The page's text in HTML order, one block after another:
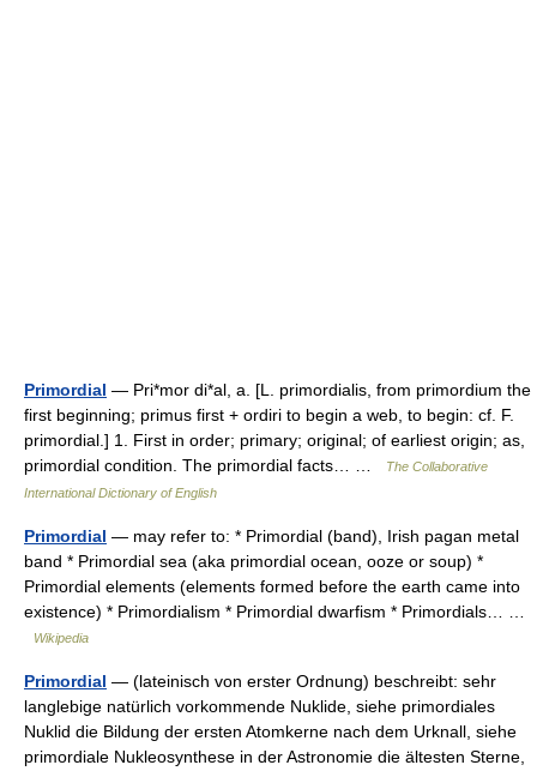
Primordial — Pri*mor di*al, a. [L. primordialis, from primordium the
first beginning; primus first + ordiri to begin a web, to begin: cf. F.
primordial.] 1. First in order; primary; original; of earliest origin; as,
primordial condition. The primordial facts… …
The Collaborative
International Dictionary of English
Primordial — may refer to: * Primordial (band), Irish pagan metal
band * Primordial sea (aka primordial ocean, ooze or soup) *
Primordial elements (elements formed before the earth came into
existence) * Primordialism * Primordial dwarfism * Primordials… …
Wikipedia
Primordial — (lateinisch von erster Ordnung) beschreibt: sehr
langlebige natürlich vorkommende Nuklide, siehe primordiales
Nuklid die Bildung der ersten Atomkerne nach dem Urknall, siehe
primordiale Nukleosynthese in der Astronomie die ältesten Sterne,